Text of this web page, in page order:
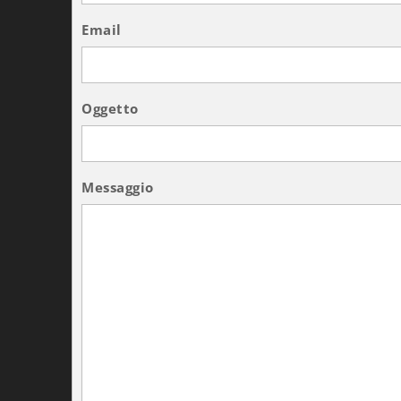
Email
Oggetto
Messaggio